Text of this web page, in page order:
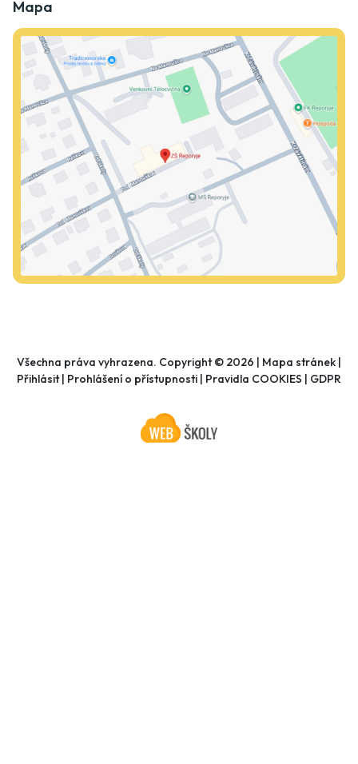
Mapa
Všechna práva vyhrazena. Copyright © 2026 | Mapa stránek |
Přihlásit| Prohlášení o přístupnosti | Pravidla COOKIES | GDPR